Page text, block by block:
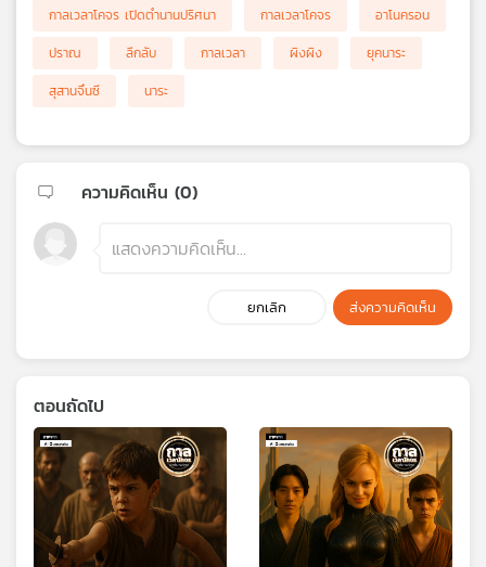
กาลเวลาโคจร เปิดตำนานปริศนา
กาลเวลาโคจร
อาโนครอน
ปราณ
ลึกลับ กาลเวลา ผิงผิง
ยุคนาระ
สุสานจิ๋นซี
นาระ
ความคิดเห็น (0)
ยกเลิก ส่งความคิดเห็น
ตอนถัดไป